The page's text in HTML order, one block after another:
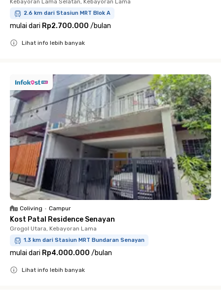
Kebayoran Lama Selatan, Kebayoran Lama
2.6 km dari Stasiun MRT Blok A
mulai dari Rp2.700.000 /bulan
Lihat info lebih banyak
Coliving • Campur
Kost Patal Residence Senayan
Grogol Utara, Kebayoran Lama
1.3 km dari Stasiun MRT Bundaran Senayan
mulai dari Rp4.000.000 /bulan
Lihat info lebih banyak